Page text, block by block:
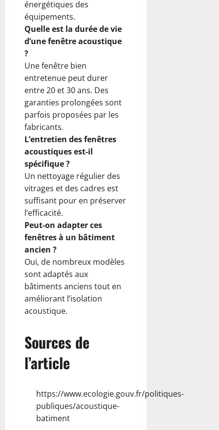
énergétiques des
équipements.
Quelle est la durée de vie
d’une fenêtre acoustique
?
Une fenêtre bien
entretenue peut durer
entre 20 et 30 ans. Des
garanties prolongées sont
parfois proposées par les
fabricants.
L’entretien des fenêtres
acoustiques est-il
spécifique ?
Un nettoyage régulier des
vitrages et des cadres est
suffisant pour en préserver
l’efficacité.
Peut-on adapter ces
fenêtres à un bâtiment
ancien ?
Oui, de nombreux modèles
sont adaptés aux
bâtiments anciens tout en
améliorant l’isolation
acoustique.
Sources de
l’article
https://www.ecologie.gouv.fr/politiques-
publiques/acoustique-
batiment